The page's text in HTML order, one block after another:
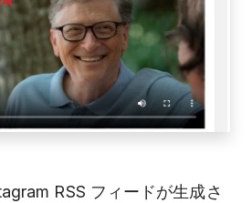
RSS フィードが生成さ